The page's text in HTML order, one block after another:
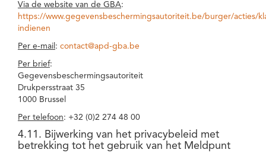
Via de website van de GBA:
https://www.gegevensbeschermingsautoriteit.be/burger/acties/
indienen
Per e-mail : contact@apd-gba.be
Per brief:
Gegevensbeschermingsautoriteit
Drukpersstraat 35
1000 Brussel
Per telefoon: +32 (0)2 274 48 00
4.11. Bijwerking van het privacybeleid met
betrekking tot het gebruik van het Meldpunt